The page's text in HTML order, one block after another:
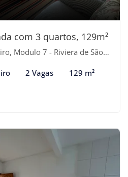
com 3 quartos, 129m²
7 - Riviera de São Lourenço, Bertioga-SP
2 Vagas 129 m²